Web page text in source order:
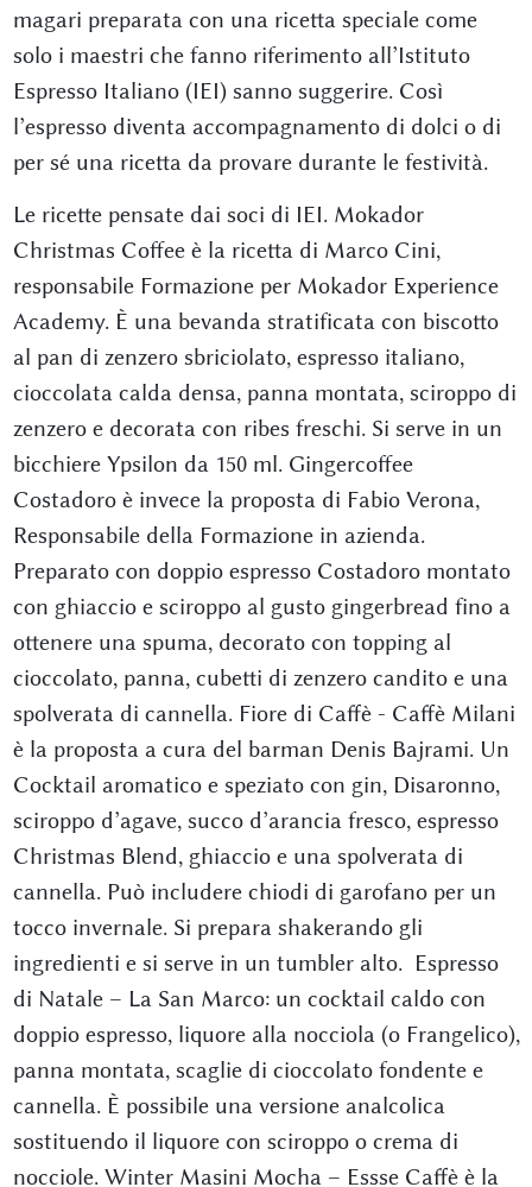
magari preparata con una ricetta speciale come
solo i maestri che fanno riferimento all’Istituto
Espresso Italiano (IEI) sanno suggerire. Così
l’espresso diventa accompagnamento di dolci o di
per sé una ricetta da provare durante le festività.
Le ricette pensate dai soci di IEI. Mokador
Christmas Coffee è la ricetta di Marco Cini,
responsabile Formazione per Mokador Experience
Academy. È una bevanda stratificata con biscotto
al pan di zenzero sbriciolato, espresso italiano,
cioccolata calda densa, panna montata, sciroppo di
zenzero e decorata con ribes freschi. Si serve in un
bicchiere Ypsilon da 150 ml. Gingercoffee
Costadoro è invece la proposta di Fabio Verona,
Responsabile della Formazione in azienda.
Preparato con doppio espresso Costadoro montato
con ghiaccio e sciroppo al gusto gingerbread fino a
ottenere una spuma, decorato con topping al
cioccolato, panna, cubetti di zenzero candito e una
spolverata di cannella. Fiore di Caffè - Caffè Milani
è la proposta a cura del barman Denis Bajrami. Un
Cocktail aromatico e speziato con gin, Disaronno,
sciroppo d’agave, succo d’arancia fresco, espresso
Christmas Blend, ghiaccio e una spolverata di
cannella. Può includere chiodi di garofano per un
tocco invernale. Si prepara shakerando gli
ingredienti e si serve in un tumbler alto. Espresso
di Natale – La San Marco: un cocktail caldo con
doppio espresso, liquore alla nocciola (o Frangelico),
panna montata, scaglie di cioccolato fondente e
cannella. È possibile una versione analcolica
sostituendo il liquore con sciroppo o crema di
nocciole. Winter Masini Mocha – Essse Caffè è la